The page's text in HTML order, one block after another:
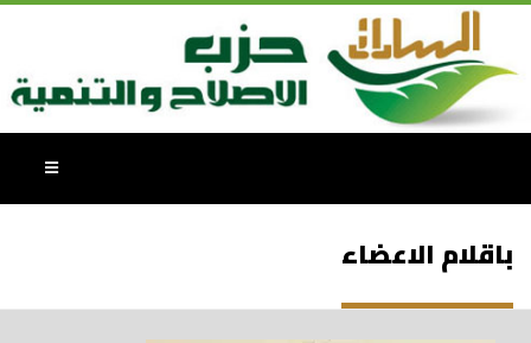
باقلام الاعضاء